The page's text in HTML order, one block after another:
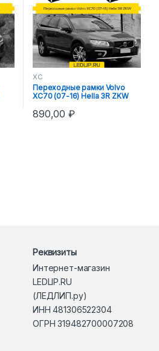
XC
Переходные рамки Volvo
XC70 (07-16) Hella 3R ZKW
890,00₽
Реквизиты
Интернет-магазин
LEDLIP.RU
(ЛЕДЛИП.ру)
ИНН 481306522304
ОГРН 319482700007208